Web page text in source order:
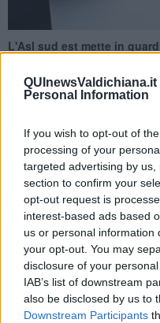
QUInewsValdichiana.it
Personal Information
If you wish to opt-out of
processing of your
targeted advertising by
section to confirm your
opt-out request is
interest-based ads based
us or personal information
your opt-out. You may
disclosure of your
IAB’s list of downstream
also be disclosed by us to
Downstream Participants
L'Asl sud est mette in
chiamate i numeri indicati"
TOSCANA —
Sms ed email
presunti “uffici Cup”. L'Asl
di Siena, Arezzo e Grosseto,
diffusione di avvisi truffa,
elettronica.
Nel caso degli sms, tali
numero di telefono che non
tratta con ogni probabilità di
attivati con lo scopo di